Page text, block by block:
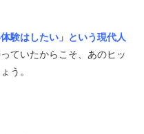
験はしたい」という現代人
ていたからこそ、あのヒッ
う。